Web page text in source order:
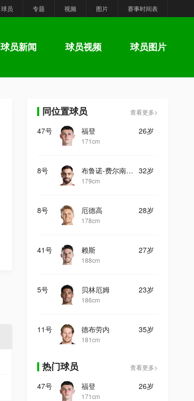
球员 专题 视频 图片 赛事时间表
球员新闻 球员视频 球员图片
同位置球员 查看更多>
47号 26岁
福登
171cm
8号 32岁
布鲁诺-费尔南德斯
179cm
8号 28岁
厄德高
178cm
41号 27岁
赖斯
188cm
5号 23岁
贝林厄姆
186cm
11号 35岁
德布劳内
181cm
热门球员 查看更多>
47号 26岁
福登
171cm